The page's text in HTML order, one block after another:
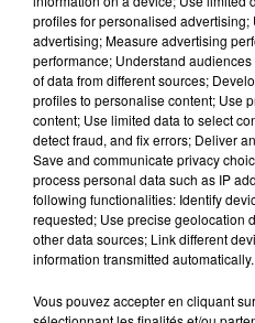
devra donc installer une
rentrer de l'air frais dans les
espérant que cela mettra fin
Musique
7 août 2026
Madonna
profiles for personalised
advertising; Measure advertising
performance; Understand
of data from different sources;
profiles to personalise content; Use
content; Use limited data to select
detect fraud, and fix errors; Deliver
Save and communicate privacy
process personal data such as IP
following functionalities: Identify
requested; Use precise geolocation
other data sources; Link different
information transmitted automatically.
Vous pouvez accepter en cliquant